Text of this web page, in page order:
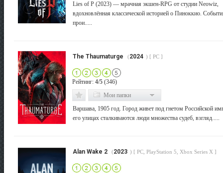
Lies of P (2023) — мрачная экшен-RPG от студии Neowiz,
вдохновлённая классической историей о Пиноккио.
прои.....
The Thaumaturge (2024 ) [ PC ]
Рейтинг: 4/5 (346)
Мои папки
Варшава, 1905 год. Город живет под гнетом Российской
его улицах сталкиваются люди множества судеб, взгляд.....
Alan Wake 2 (2023 ) [ PC, PlayStation 5, Xbox Series X ]